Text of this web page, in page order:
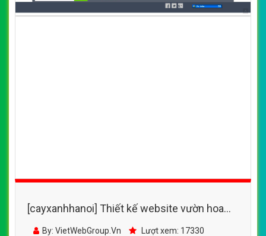
[cayxanhhanoi] Thiết kế website vườn hoa
đẹp, chuyên nghiệp chuẩn SEO
By: VietWebGroup.Vn Lượt xem: 17330